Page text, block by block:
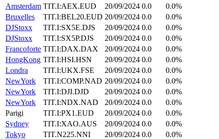
Amsterdam TIT.I:AEX.EUD 20/09/2024 0.0
0.0%
Bruxelles
TIT.I:BEL20.EUD 20/09/2024 0.0
0.0%
DJStoxx
TIT.I:SX5E.DJS 20/09/2024 0.0
0.0%
DJStoxx
TIT.I:SX5P.DJS 20/09/2024 0.0
0.0%
Francoforte TIT.I:DAX.DAX 20/09/2024 0.0
0.0%
HongKong TIT.I:HSI.HSN 20/09/2024 0.0
0.0%
Londra
TIT.I:UKX.FSE 20/09/2024 0.0
0.0%
NewYork
TIT.I:COMP.NAD 20/09/2024 0.0
0.0%
NewYork
TIT.I:DJI.DJD 20/09/2024 0.0
0.0%
NewYork
TIT.I:NDX.NAD 20/09/2024 0.0
0.0%
Parigi
TIT.I:PX1.EUD 20/09/2024 0.0
0.0%
Sydney
TIT.I:XAO.AUS 20/09/2024 0.0
0.0%
Tokyo
TIT.N225.NNI 20/09/2024 0.0
0.0%